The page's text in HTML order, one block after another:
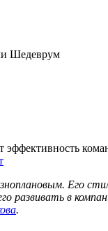
Шедеврум
Его
развивать в
.